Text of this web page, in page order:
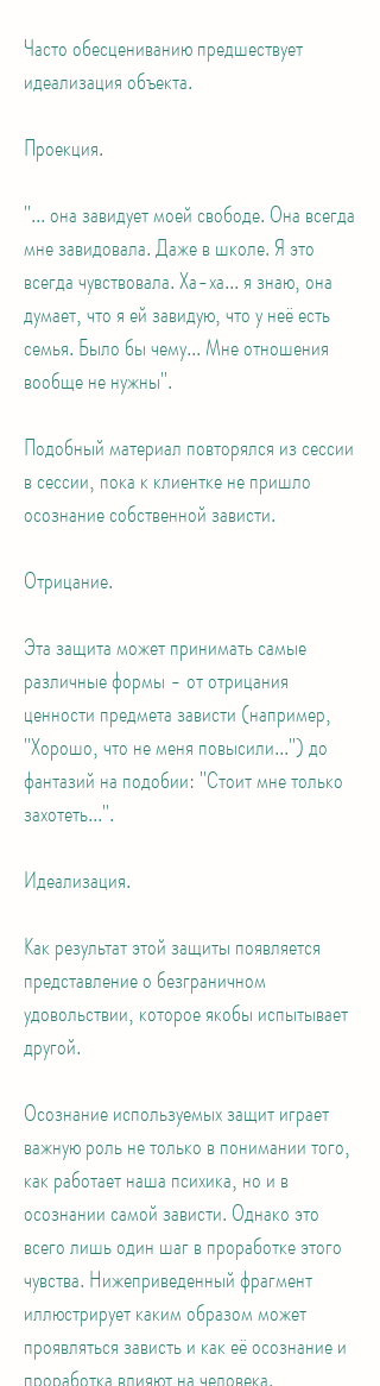
Часто обесцениванию предшествует
идеализация объекта.
Проекция.
"... она завидует моей свободе. Она всегда
мне завидовала. Даже в школе. Я это
всегда чувствовала. Ха-ха... я знаю, она
думает, что я ей завидую, что у неё есть
семья. Было бы чему... Мне отношения
вообще не нужны".
Подобный материал повторялся из сессии
в сессии, пока к клиентке не пришло
осознание собственной зависти.
Отрицание.
Эта защита может принимать самые
различные формы - от отрицания
ценности предмета зависти (например,
"Хорошо, что не меня повысили...") до
фантазий на подобии: "Стоит мне только
захотеть...".
Идеализация.
Как результат этой защиты появляется
представление о безграничном
удовольствии, которое якобы испытывает
другой.
Осознание используемых защит играет
важную роль не только в понимании того,
как работает наша психика, но и в
осознании самой зависти. Однако это
всего лишь один шаг в проработке этого
чувства. Нижеприведенный фрагмент
иллюстрирует каким образом может
проявляться зависть и как её осознание и